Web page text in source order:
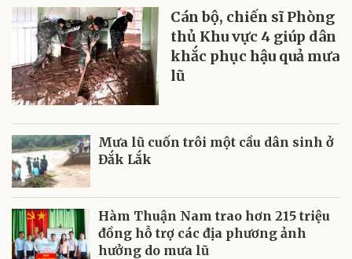
Cán bộ, chiến sĩ Phòng
thủ Khu vực 4 giúp dân
khắc phục hậu quả mưa
lũ
Mưa lũ cuốn trôi một cầu dân sinh ở
Đắk Lắk
Hàm Thuận Nam trao hơn 215 triệu
đồng hỗ trợ các địa phương ảnh
hưởng do mưa lũ